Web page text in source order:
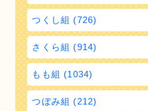
つくし組 (726)
さくら組 (914)
もも組 (1034)
つぼみ組 (212)